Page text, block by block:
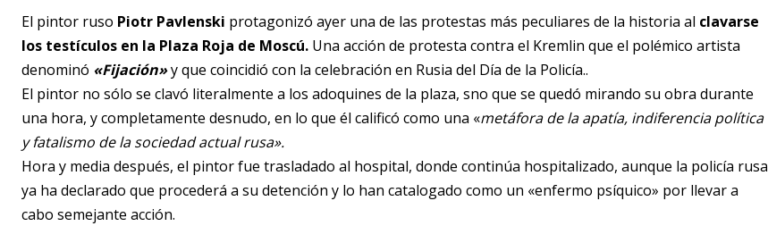
El pintor ruso Piotr Pavlenski protagonizó ayer una de las protestas más peculiares de la historia al clavarse
los testículos en la Plaza Roja de Moscú. Una acción de protesta contra el Kremlin que el polémico artista
denominó «Fijación»y que coincidió con la celebración en Rusia del Día de la Policía..
El pintor no sólo se clavó literalmente a los adoquines de la plaza, sno que se quedó mirando su obra durante
una hora, y completamente desnudo, en lo que él calificó como una «metáfora de la apatía, indiferencia política
y fatalismo de la sociedad actual rusa».
Hora y media después, el pintor fue trasladado al hospital, donde continúa hospitalizado, aunque la policía rusa
ya ha declarado que procederá a su detención y lo han catalogado como un «enfermo psíquico» por llevar a
cabo semejante acción.